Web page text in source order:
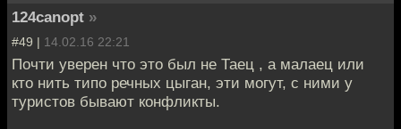
124canopt »
#49 | 14.02.16 22:21
Почти уверен что это был не Таец , а малаец или
кто нить типо речных цыган, эти могут, с ними у
туристов бывают конфликты.